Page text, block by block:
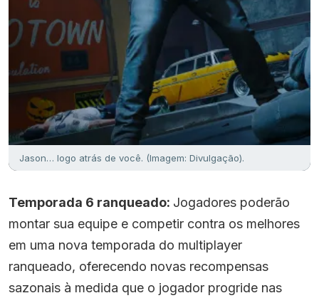
Jason… logo atrás de você. (Imagem: Divulgação).
Temporada 6 ranqueado: Jogadores poderão
montar sua equipe e competir contra os melhores
em uma nova temporada do multiplayer
ranqueado, oferecendo novas recompensas
sazonais à medida que o jogador progride nas